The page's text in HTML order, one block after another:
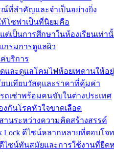
ที่สำคัญและจำเป็นอย่างยิ่ง
โซฟาเป็นที่นิยมคือ
ต่เป็นการศึกษาในห้องเรียนเท่า
แกรมการดูแลผิว
บริการ
และดูแลโคมไฟห้อยเพดานให้อ
ยบเทียบวัสดุและราคาที่คุ้มค่า
ถเช่าพร้อมคนขับในต่างประเทศ
กันโรคหัวใจขาดเลือด
านระหว่างความคิดสร้างสรรค์
Lock ดีไซน์หลากหลายที่ตอบโจ
ไซน์ทันสมัยและการใช้งานที่ยืด